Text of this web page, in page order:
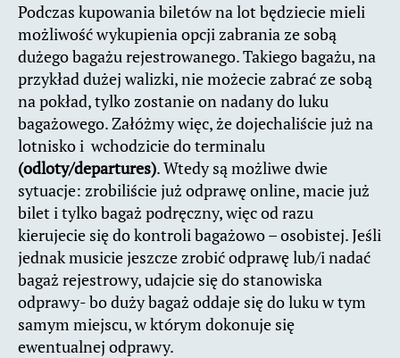
Podczas kupowania biletów na lot będziecie mieli
możliwość wykupienia opcji zabrania ze sobą
dużego bagażu rejestrowanego. Takiego bagażu, na
przykład dużej walizki, nie możecie zabrać ze sobą
na pokład, tylko zostanie on nadany do luku
bagażowego. Załóżmy więc, że dojechaliście już na
lotnisko i wchodzicie do terminalu
(odloty/departures). Wtedy są możliwe dwie
sytuacje: zrobiliście już odprawę online, macie już
bilet i tylko bagaż podręczny, więc od razu
kierujecie się do kontroli bagażowo – osobistej. Jeśli
jednak musicie jeszcze zrobić odprawę lub/i nadać
bagaż rejestrowy, udajcie się do stanowiska
odprawy- bo duży bagaż oddaje się do luku w tym
samym miejscu, w którym dokonuje się
ewentualnej odprawy.